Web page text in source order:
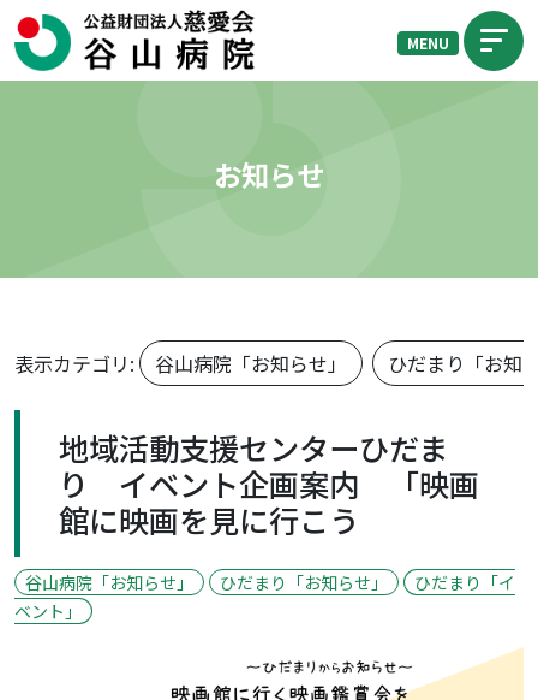
MENU
お知らせ
表示カテゴリ: 谷山病院「お知らせ」 ひだまり「お知
地域活動支援センターひだま
り イベント企画案内 「映画
館に映画を見に行こう
谷山病院「お知らせ」 ひだまり「お知らせ」
ひだまり「イ
ベント」